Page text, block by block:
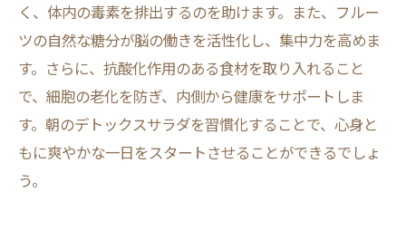
は
デトックスサラダの意外な健康効果
心と体に嬉しいデトックスサラダのメリッ
ト
知られざるデトックスサラダの利点
く、体内の毒素を排出するのを助けます。また、フルー
ツの自然な糖分が脳の働きを活性化し、集中力を高めま
す。さらに、抗酸化作用のある食材を取り入れること
で、細胞の老化を防ぎ、内側から健康をサポートしま
す。朝のデトックスサラダを習慣化することで、心身と
もに爽やかな一日をスタートさせることができるでしょ
う。